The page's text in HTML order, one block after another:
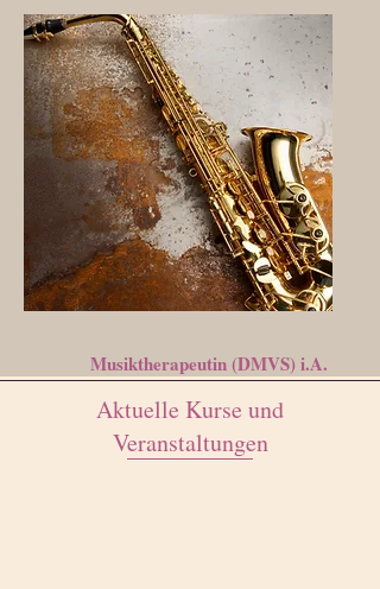
Musiktherapeutin (DMVS) i.A.
Aktuelle Kurse und
Veranstaltungen